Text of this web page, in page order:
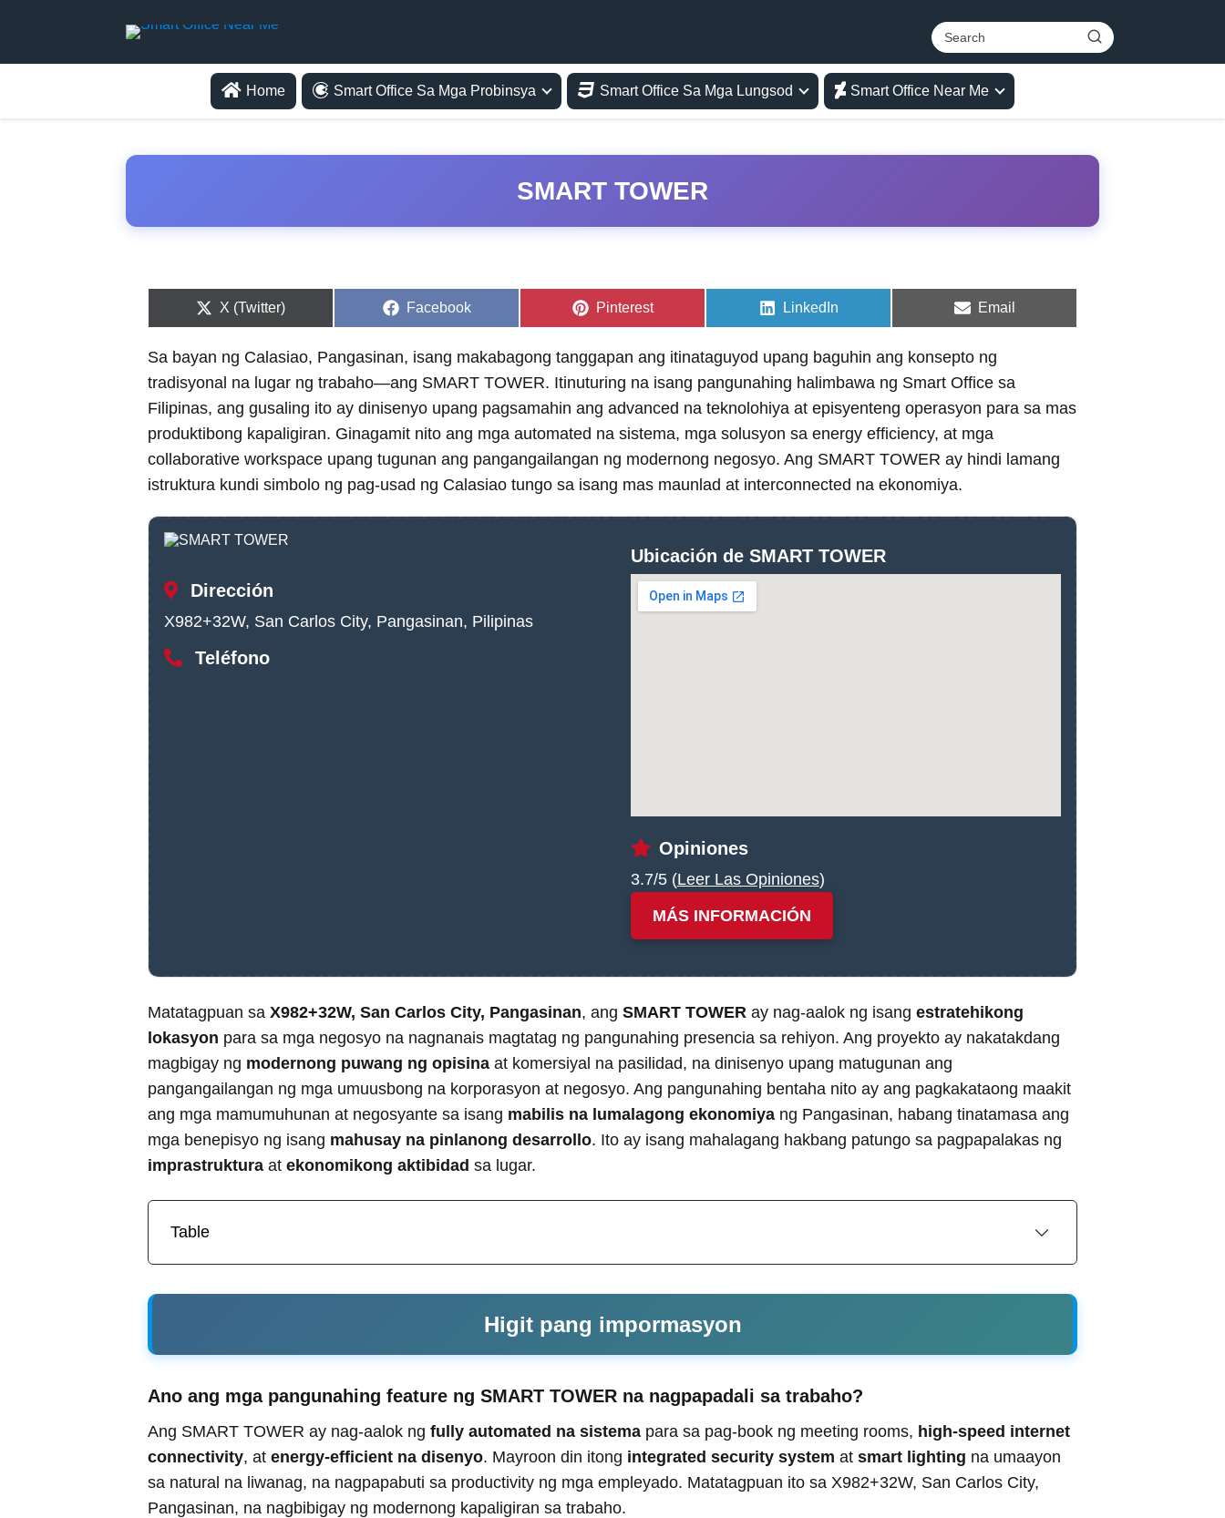
Home Smart Office Sa Mga Probinsya Smart Office Sa Mga Lungsod Smart Office Near Me
SMART TOWER
Share
X (Twitter)
Share
Facebook
Share
Pinterest
Share
LinkedIn
Share
Email
Sa bayan ng Calasiao, Pangasinan, isang makabagong tanggapan ang itinataguyod upang baguhin ang konsepto ng
tradisyonal na lugar ng trabaho—ang SMART TOWER. Itinuturing na isang pangunahing halimbawa ng Smart Office sa
Filipinas, ang gusaling ito ay dinisenyo upang pagsamahin ang advanced na teknolohiya at episyenteng operasyon para sa mas
produktibong kapaligiran. Ginagamit nito ang mga automated na sistema, mga solusyon sa energy efficiency, at mga
collaborative workspace upang tugunan ang pangangailangan ng modernong negosyo. Ang SMART TOWER ay hindi lamang
istruktura kundi simbolo ng pag-usad ng Calasiao tungo sa isang mas maunlad at interconnected na ekonomiya.
Dirección
X982+32W, San Carlos City, Pangasinan, Pilipinas
Teléfono
Ubicación de SMART TOWER
Opiniones
3.7/5 (Leer Las Opiniones)
MÁS INFORMACIÓN
Matatagpuan sa X982+32W, San Carlos City, Pangasinan, ang SMART TOWER ay nag-aalok ng isang estratehikong
lokasyon para sa mga negosyo na nagnanais magtatag ng pangunahing presencia sa rehiyon. Ang proyekto ay nakatakdang
magbigay ng modernong puwang ng opisina at komersiyal na pasilidad, na dinisenyo upang matugunan ang
pangangailangan ng mga umuusbong na korporasyon at negosyo. Ang pangunahing bentaha nito ay ang pagkakataong maakit
ang mga mamumuhunan at negosyante sa isang mabilis na lumalagong ekonomiya ng Pangasinan, habang tinatamasa ang
mga benepisyo ng isang mahusay na pinlanong desarrollo. Ito ay isang mahalagang hakbang patungo sa pagpapalakas ng
imprastruktura at ekonomikong aktibidad sa lugar.
Table
Higit pang impormasyon
Ano ang mga pangunahing feature ng SMART TOWER na nagpapadali sa trabaho?
Ang SMART TOWER ay nag-aalok ng fully automated na sistema para sa pag-book ng meeting rooms, high-speed internet
connectivity, at energy-efficient na disenyo. Mayroon din itong integrated security system at smart lighting na umaayon
sa natural na liwanag, na nagpapabuti sa productivity ng mga empleyado. Matatagpuan ito sa X982+32W, San Carlos City,
Pangasinan, na nagbibigay ng modernong kapaligiran sa trabaho.